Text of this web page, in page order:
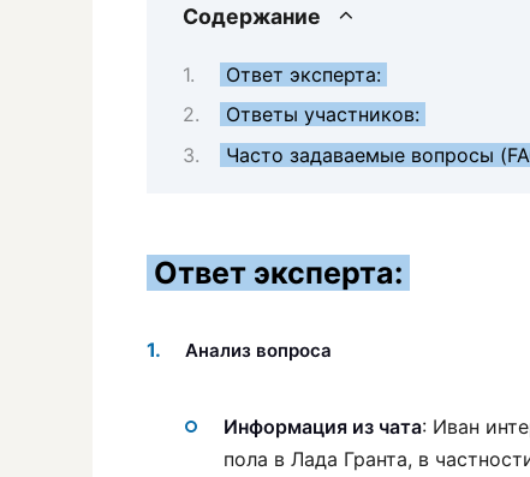
Содержание
Ответ эксперта:
Ответы участников:
Часто задаваемые вопросы
Ответ эксперта:
Анализ вопроса
Информация из чата: Иван
пола в Лада Гранта, в